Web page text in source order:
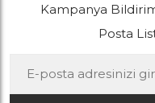
Kampanya
Posta